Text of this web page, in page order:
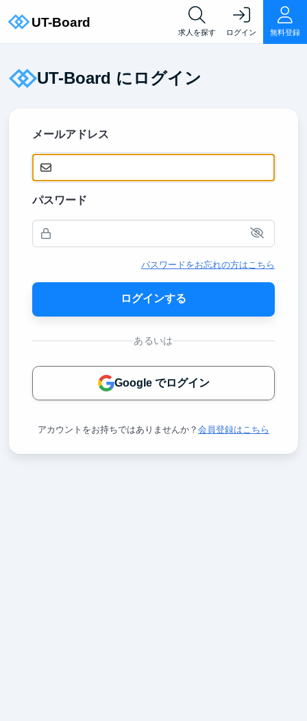
求人を探す ログイン 無料登録
UT-Board にログイン
メールアドレス
パスワード
パスワードをお忘れの方はこちら
ログインする
あるいは
Google でログイン
アカウントをお持ちではありませんか？ 会員登録はこちら